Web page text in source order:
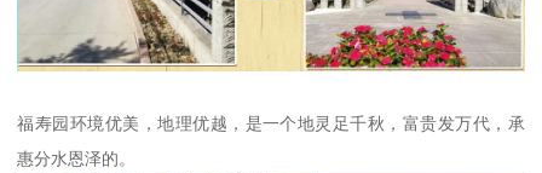
福寿园环境优美，地理优越，是一个地灵足千秋，富贵发万代，承
惠分水恩泽的。